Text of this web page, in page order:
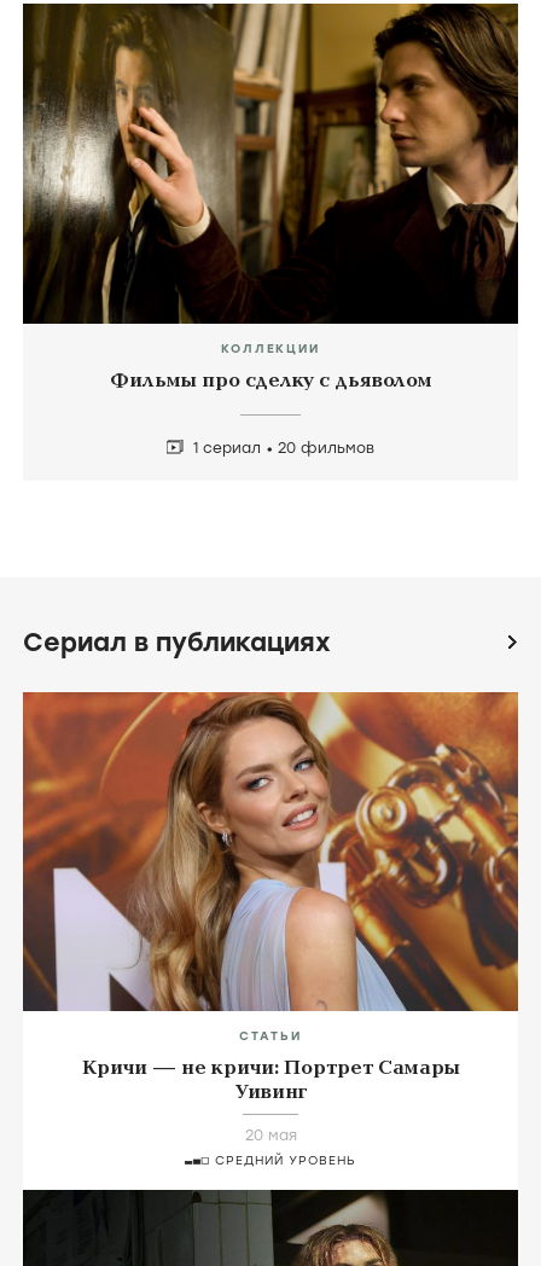
КОЛЛЕКЦИИ
Фильмы про сделку с дьяволом
1 сериал 20 фильмов
Сериал в публикациях icon
СТАТЬИ
Кричи — не кричи: Портрет Самары
Уивинг
20 мая
СРЕДНИЙ УРОВЕНЬ